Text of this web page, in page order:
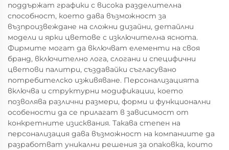
поддържат графики с висока разделителна
способност, което дава възможност за
възпроизвеждане на сложни дизайни, детайлни
модели и ярки цветове с изключителна яснота.
Фирмите могат да включват елементи на своя
бранд, включително лога, слогани и специфични
цветови палитри, създавайки съгласувано
потребителско изживяване. Персонализацията
включва и структурни модификации, което
позволява различни размери, форми и функционални
особености да се прилагат в зависимост от
конкретните изисквания. Такава степен на
персонализация дава възможност на компаниите да
разработват уникални решения за опаковка, които